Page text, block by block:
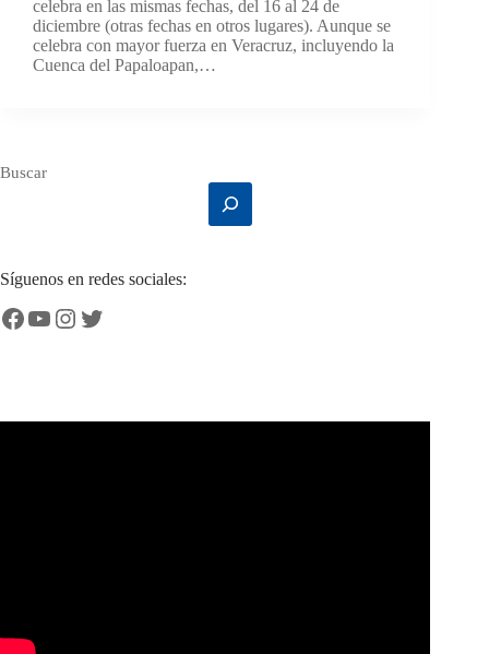
celebra en las mismas fechas, del 16 al 24 de
diciembre (otras fechas en otros lugares). Aunque se
celebra con mayor fuerza en Veracruz, incluyendo la
Cuenca del Papaloapan,…
Buscar
Síguenos en redes sociales:
Facebook
YouTube
Instagram
Twitter